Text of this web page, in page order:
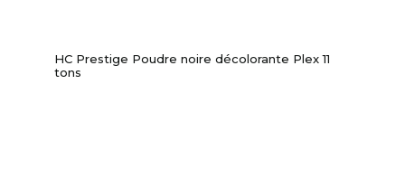
HC Prestige Poudre noire décolorante Plex 11
tons